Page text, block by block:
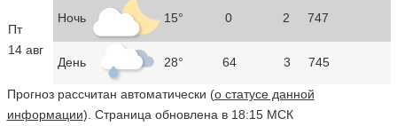
Пт
14 авг
Ночь 15° 0 2 747
День 28° 64 3 745
Прогноз рассчитан автоматически (о статусе данной
информации). Страница обновлена в 18:15 МСК